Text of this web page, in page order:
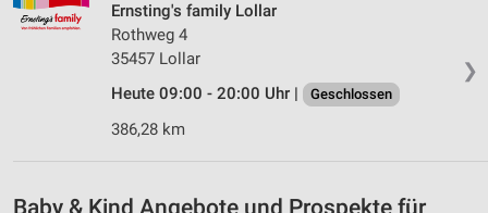
❯
Ernsting's family Lollar
Rothweg 4
35457 Lollar
Heute 09:00 - 20:00 Uhr |
Geschlossen
386,28 km
Baby & Kind Angebote und Prospekte für
Verwendung reduzierter Daten zur Auswahl von
IAB-Besonderheiten: